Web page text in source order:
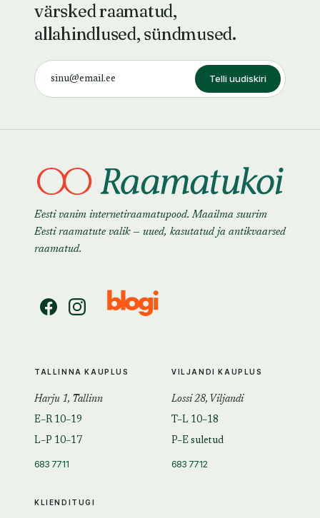
värsked raamatud,
allahindlused, sündmused.
Telli uudiskiri
Eesti vanim internetiraamatupood. Maailma suurim
Eesti raamatute valik — uued, kasutatud ja antikvaarsed
raamatud.
KLIENDITUGI
TALLINNA KAUPLUS
Harju 1, Tallinn
E–R 10–19
L–P 10–17
683 7711
VILJANDI KAUPLUS
Lossi 28, Viljandi
T–L 10–18
P–E suletud
683 7712